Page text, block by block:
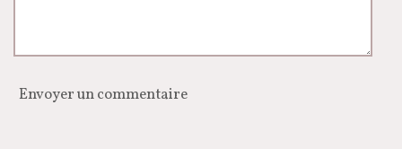
Envoyer un commentaire